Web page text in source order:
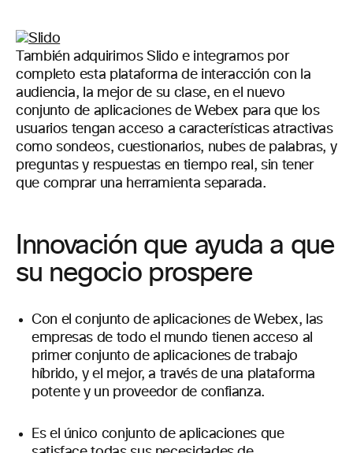
También adquirimos Slido e integramos por
completo esta plataforma de interacción con la
audiencia, la mejor de su clase, en el nuevo
conjunto de aplicaciones de Webex para que los
usuarios tengan acceso a características atractivas
como sondeos, cuestionarios, nubes de palabras, y
preguntas y respuestas en tiempo real, sin tener
que comprar una herramienta separada.
Innovación que ayuda a que
su negocio prospere
Con el conjunto de aplicaciones de Webex, las
empresas de todo el mundo tienen acceso al
primer conjunto de aplicaciones de trabajo
híbrido, y el mejor, a través de una plataforma
potente y un proveedor de confianza.
Es el único conjunto de aplicaciones que